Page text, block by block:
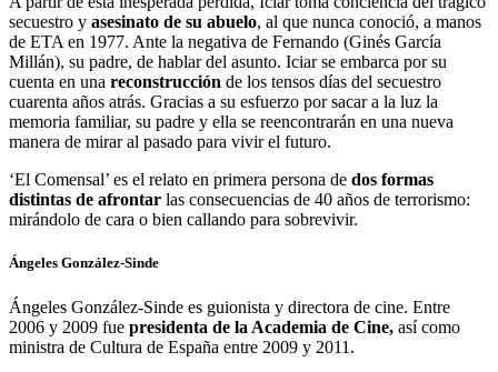
secuestro y asesinato de su abuelo, al que nunca conoció, a manos
de ETA en 1977. Ante la negativa de Fernando (Ginés García
Millán), su padre, de hablar del asunto. Iciar se embarca por su
cuenta en una reconstrucción de los tensos días del secuestro
cuarenta años atrás. Gracias a su esfuerzo por sacar a la luz la
memoria familiar, su padre y ella se reencontrarán en una nueva
manera de mirar al pasado para vivir el futuro.
‘El Comensal’ es el relato en primera persona de dos formas
distintas de afrontar las consecuencias de 40 años de terrorismo:
mirándolo de cara o bien callando para sobrevivir.
Ángeles González-Sinde
Ángeles González-Sinde es guionista y directora de cine. Entre
2006 y 2009 fue presidenta de la Academia de Cine, así como
ministra de Cultura de España entre 2009 y 2011.